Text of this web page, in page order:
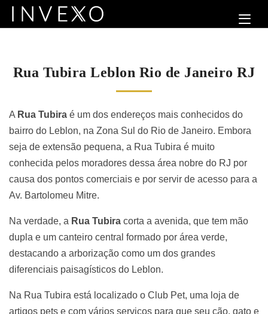
Rua Tubira Leblon Rio de Janeiro RJ
A Rua Tubira é um dos endereços mais conhecidos do
bairro do Leblon, na Zona Sul do Rio de Janeiro. Embora
seja de extensão pequena, a Rua Tubira é muito
conhecida pelos moradores dessa área nobre do RJ por
causa dos pontos comerciais e por servir de acesso para a
Av. Bartolomeu Mitre.
Na verdade, a Rua Tubira corta a avenida, que tem mão
dupla e um canteiro central formado por área verde,
destacando a arborização como um dos grandes
diferenciais paisagísticos do Leblon.
Na Rua Tubira está localizado o Club Pet, uma loja de
artigos pets e com vários serviços para que seu cão, gato e